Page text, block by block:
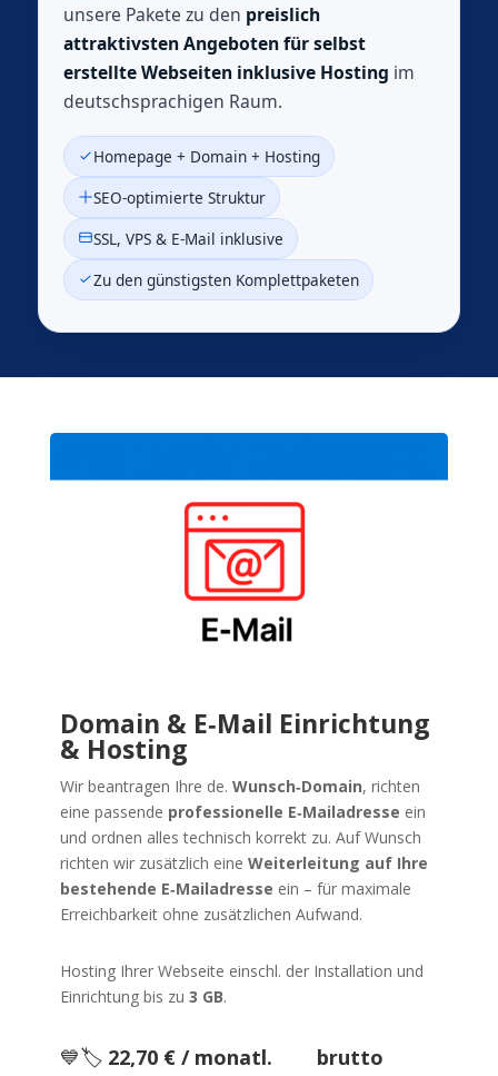
unsere Pakete zu den preislich
attraktivsten Angeboten für selbst
erstellte Webseiten inklusive Hosting im
deutschsprachigen Raum.
Homepage + Domain + Hosting
SEO‑optimierte Struktur
SSL, VPS & E‑Mail inklusive
Zu den günstigsten Komplettpaketen
Domain & E‑Mail Einrichtung
& Hosting
Wir beantragen Ihre de. Wunsch‑Domain, richten
eine passende professionelle E‑Mailadresse ein
und ordnen alles technisch korrekt zu. Auf Wunsch
richten wir zusätzlich eine Weiterleitung auf Ihre
bestehende E‑Mailadresse ein – für maximale
Erreichbarkeit ohne zusätzlichen Aufwand.
Hosting Ihrer Webseite einschl. der Installation und
Einrichtung bis zu 3 GB.
💙🏷️ 22,70 € / monatl. brutto